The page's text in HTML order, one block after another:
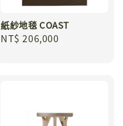
紙紗地毯 COAST
Regular
NT$ 206,000